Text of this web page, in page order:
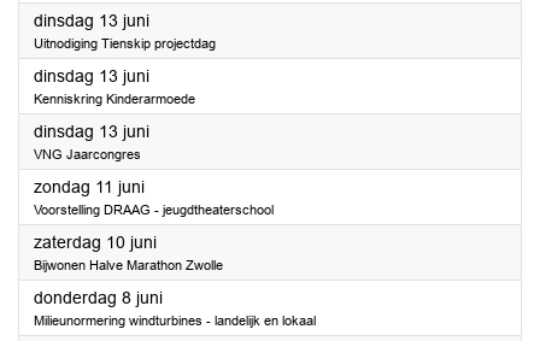
dinsdag 13 juni2023
Uitnodiging Tienskip projectdag
dinsdag 13 juni2023
Kenniskring Kinderarmoede
dinsdag 13 juni2023
VNG Jaarcongres
zondag 11 juni2023
Voorstelling DRAAG - jeugdtheaterschool
zaterdag 10 juni2023
Bijwonen Halve Marathon Zwolle
donderdag 8 juni2023
Milieunormering windturbines - landelijk en lokaal